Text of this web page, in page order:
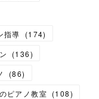
指導 (174)
(136)
(86)
ピアノ教室 (108)